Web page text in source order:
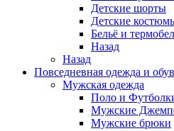
Детские шорты
Детские
Бельё и
Назад
Назад
Повседневная одежда и
Мужская одежда
Поло и
Мужские
Мужские брюки